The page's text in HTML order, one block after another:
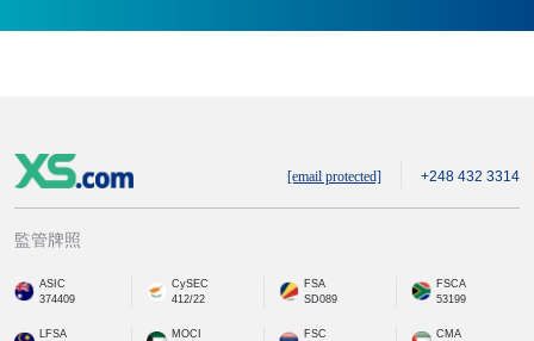
[email protected] +248 432 3314
監管牌照
ASIC
374409
CySEC
412/22
FSA
SD089
FSCA
53199
LFSA
MOCI
FSC
CMA